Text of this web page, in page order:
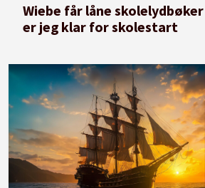
Wiebe får låne
er jeg klar for skolestart